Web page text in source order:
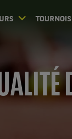
TOURNOIS